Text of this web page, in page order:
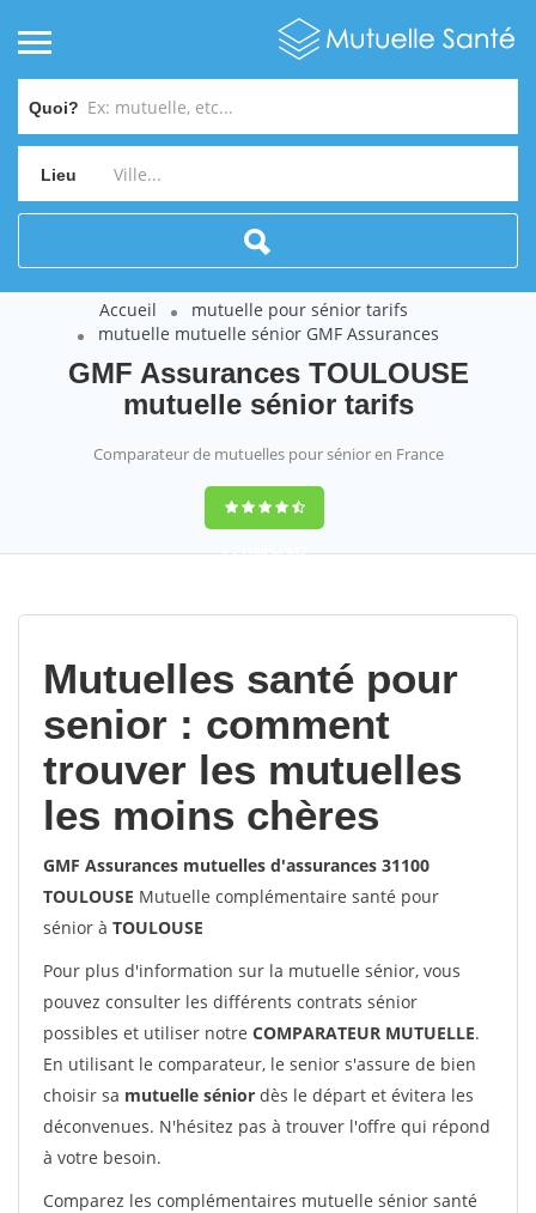
Quoi?
Lieu
Accueil
mutuelle pour sénior tarifs
mutuelle mutuelle sénior GMF Assurances
GMF Assurances TOULOUSE
mutuelle sénior tarifs
Comparateur de mutuelles pour sénior en France
9,2(100%)452
Mutuelles santé pour
senior : comment
trouver les mutuelles
les moins chères
GMF Assurances mutuelles d'assurances 31100
TOULOUSE Mutuelle complémentaire santé pour
sénior à TOULOUSE
Pour plus d'information sur la mutuelle sénior, vous
pouvez consulter les différents contrats sénior
possibles et utiliser notre COMPARATEUR MUTUELLE.
En utilisant le comparateur, le senior s'assure de bien
choisir sa mutuelle sénior dès le départ et évitera les
déconvenues. N'hésitez pas à trouver l'offre qui répond
à votre besoin.
Comparez les complémentaires mutuelle sénior santé